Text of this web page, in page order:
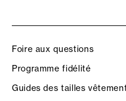
Foire aux questions
Programme fidélité
Guides des tailles